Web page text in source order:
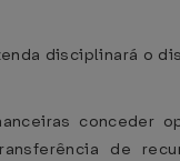
disciplinará o
conceder
de